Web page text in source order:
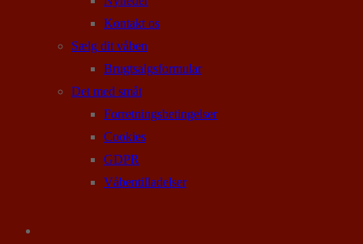
Kontakt os
Sælg dit våben
Brugtsalgsformular
Det med småt
Forretningsbetingelser
Cookies
GDPR
Våbentilladelser